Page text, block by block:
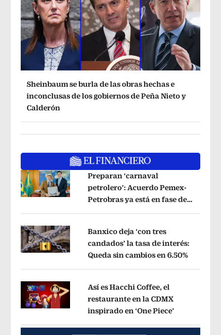
Sheinbaum se burla de las obras hechas e
inconclusas de los gobiernos de Peña Nieto y
Calderón
Opens in new window
Preparan ‘carnaval
petrolero’: Acuerdo Pemex-
Petrobras ya está en fase de
Opens in new window
Banxico deja ‘con tres
candados’ la tasa de interés:
Queda sin cambios en 6.50%Opens
Opens in new window
Así es Hacchi Coffee, el
restaurante en la CDMX
inspirado en ‘One Piece’